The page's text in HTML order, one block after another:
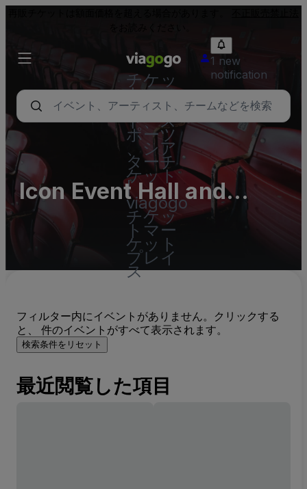
チケッ
ト - コ
ンサー
ト、ス
ポーツ
、シア
ターチ
ケット
|
viagogo
チケッ
トマー
ケット
プレイ
ス
1 new
notification
Icon Event Hall and
Lounge Parking Lots
フィルター内にイベントがありません。クリックする
と、 件のイベントがすべて表示されます。
検索条件をリセット
最近閲覧した項目